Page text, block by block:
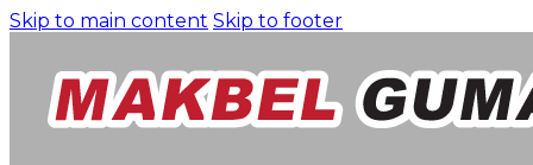
Skip to main content Skip to footer